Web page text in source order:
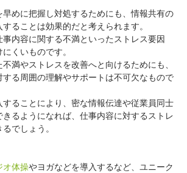
めに把握し対処するためにも、情報共有の
ることは効果的だと考えられます。
内容に関する不満といったストレス要因
くいものです。
満やストレスを改善へと向けるためにも、
する周囲の理解やサポートは不可欠なもので
することにより、密な情報伝達や従業員同士
きるようになれば、仕事内容に対するストレ
でしょう。
オ体操やヨガなどを導入するなど、ユニーク